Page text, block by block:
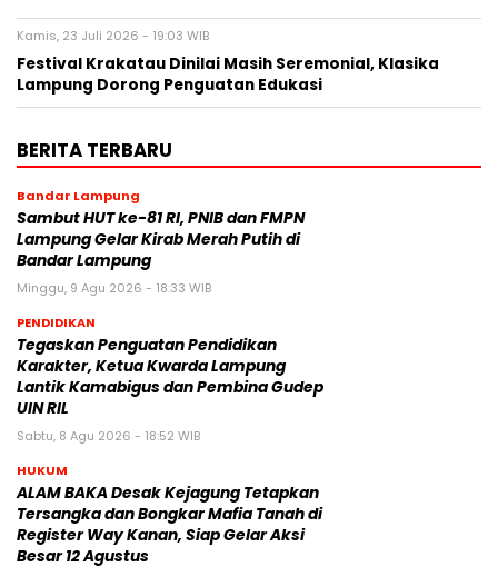
Kamis, 23 Juli 2026 - 19:03 WIB
Festival Krakatau Dinilai Masih Seremonial, Klasika
Lampung Dorong Penguatan Edukasi
BERITA TERBARU
Bandar Lampung
Sambut HUT ke-81 RI, PNIB dan FMPN
Lampung Gelar Kirab Merah Putih di
Bandar Lampung
Minggu, 9 Agu 2026 - 18:33 WIB
PENDIDIKAN
Tegaskan Penguatan Pendidikan
Karakter, Ketua Kwarda Lampung
Lantik Kamabigus dan Pembina Gudep
UIN RIL
Sabtu, 8 Agu 2026 - 18:52 WIB
HUKUM
ALAM BAKA Desak Kejagung Tetapkan
Tersangka dan Bongkar Mafia Tanah di
Register Way Kanan, Siap Gelar Aksi
Besar 12 Agustus